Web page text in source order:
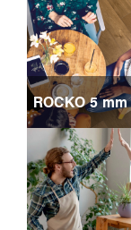
ROCKO 5 mm